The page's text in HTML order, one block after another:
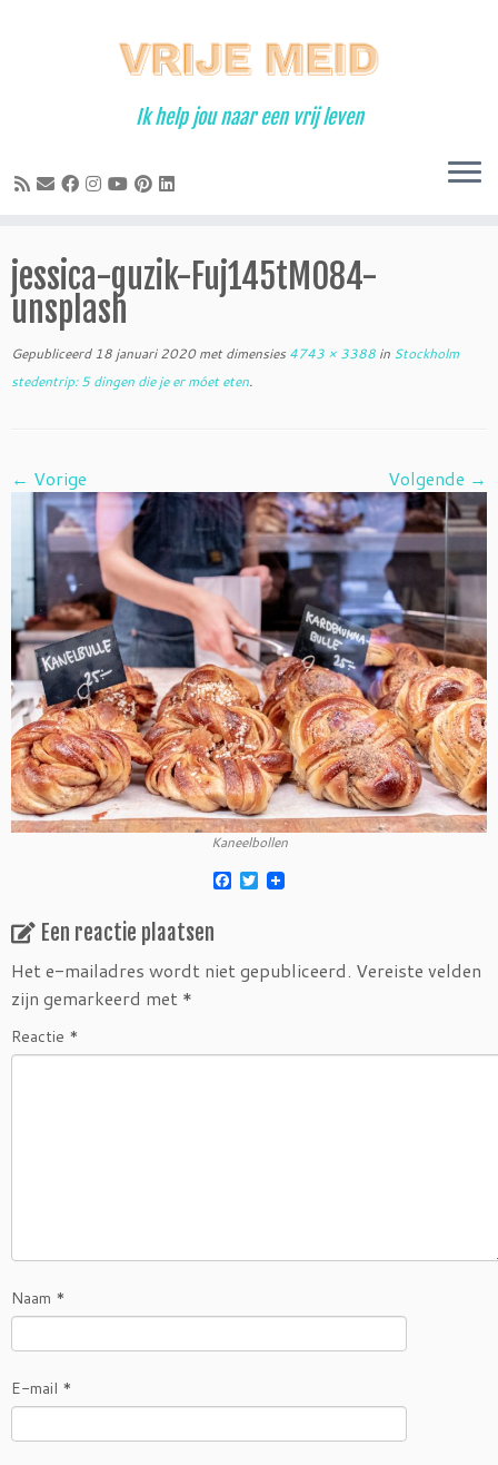
Ik help jou naar een vrij leven
jessica-guzik-Fuj145tMO84-
unsplash
Gepubliceerd 18 januari 2020met dimensies 4743 × 3388 in Stockholm
stedentrip: 5 dingen die je er móet eten.
← Vorige Volgende →
Kaneelbollen
F
o
T
w
e
r
Een reactie plaatsen
Het e-mailadres wordt niet gepubliceerd. Vereiste velden
zijn gemarkeerd met *
Reactie *
Naam *
E-mail *